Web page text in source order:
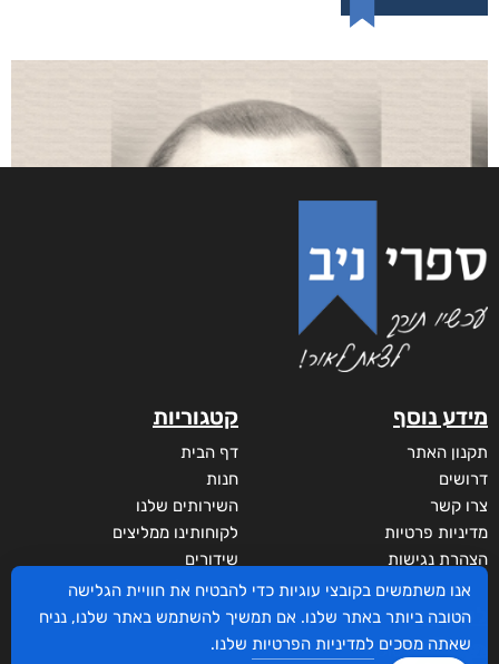
מידע נוסף
תקנון האתר
דרושים
צרו קשר
מדיניות פרטיות
הצהרת נגישות
לקוחות
סביבת סופר
קטגוריות
דף הבית
חנות
השירותים שלנו
לקוחותינו ממליצים
שידורים
מי אנחנו?
אנו משתמשים בקובצי עוגיות כדי להבטיח את חוויית הגלישה
הטובה ביותר באתר שלנו. אם תמשיך להשתמש באתר שלנו, נניח
שאתה מסכים למדיניות הפרטיות שלנו.